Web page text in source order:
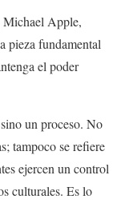
Michael Apple,
pieza fundamental
el poder
un proceso. No
tampoco se refiere
ejercen un control
culturales. Es lo